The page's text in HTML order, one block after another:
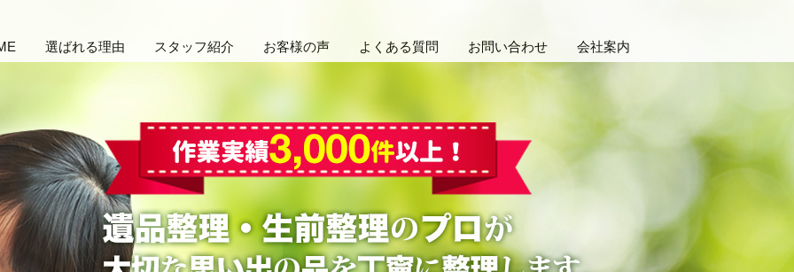
選ばれる理由 スタッフ紹介 お客様の声 よくある質問 お問い合わせ 会社案内